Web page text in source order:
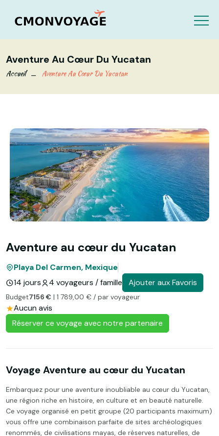
Aventure Au Cœur Du Yucatan
Accueil Aventure Au Cœur Du Yucatan
Aventure au cœur du Yucatan
Playa Del Carmen, Mexique
14 jours
4 voyageurs / famille Ajouter aux Favoris
Budget7156 € | 1 789,00 € / par voyageur
Aucun avis
Réserver ce voyage avec notre partenaire
Voyage Aventure au cœur du Yucatan
Embarquez pour une aventure inoubliable au cœur du Yucatan,
une région riche en histoire, en culture et en beauté naturelle.
Ce voyage organisé en petit groupe (20 participants maximum)
vous offre une combinaison parfaite de sites archéologiques
renommés, de civilisations mayas, de réserves naturelles, de